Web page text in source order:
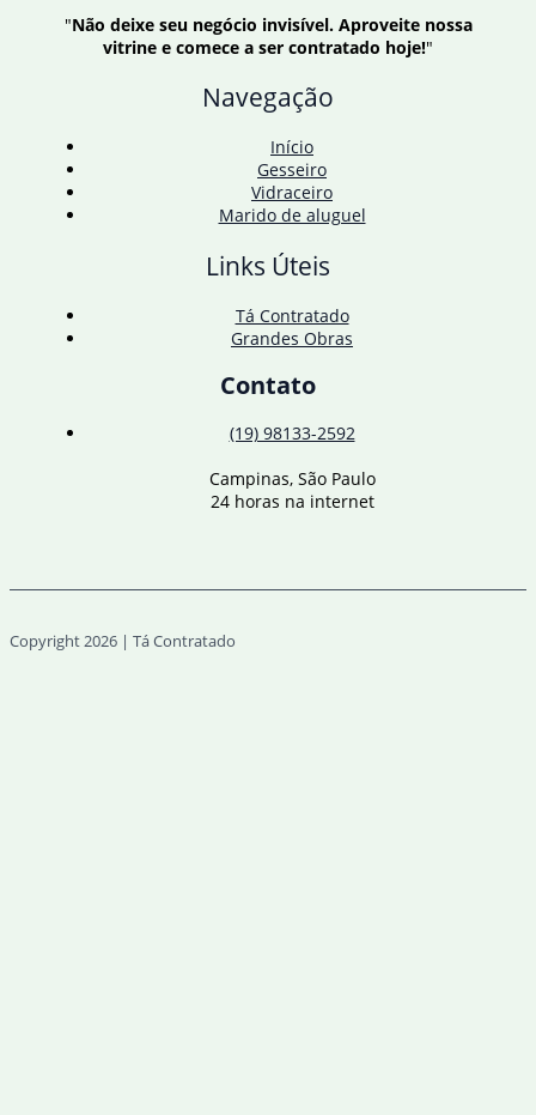
descobre
ancestralidade
"Não deixe seu negócio invisível. Aproveite nossa
vitrine e comece a ser contratado hoje!"
Navegação
Início
Gesseiro
Vidraceiro
Marido de aluguel
Links Úteis
Tá Contratado
Grandes Obras
Contato
(19) 98133-2592
Campinas, São Paulo
24 horas na internet
Copyright 2026 | Tá Contratado